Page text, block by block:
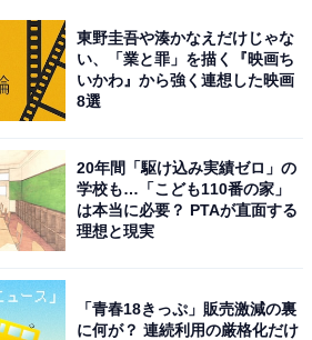
東野圭吾や湊かなえだけじゃな
い、「業と罪」を描く『映画ち
いかわ』から強く連想した映画
8選
20年間「駆け込み実績ゼロ」の
学校も…「こども110番の家」
は本当に必要？ PTAが直面する
理想と現実
「青春18きっぷ」販売激減の裏
に何が？ 連続利用の厳格化だけ